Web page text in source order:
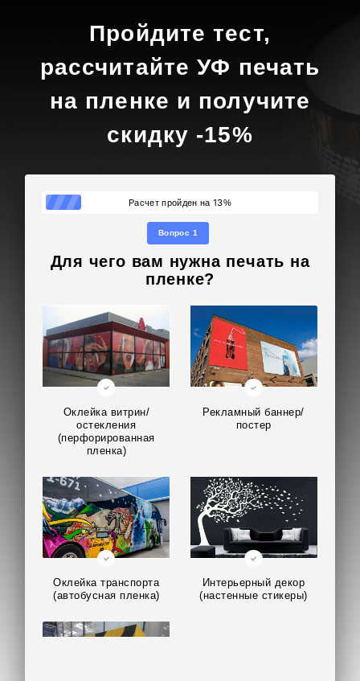
Пройдите тест,
рассчитайте УФ печать
на пленке и получите
скидку -15%
Расчет пройден на 13%
Вопрос 1
Для чего вам нужна печать на
пленке?
Оклейка витрин/
остекления
(перфорированная
пленка)
Рекламный баннер/
постер
Оклейка транспорта
(автобусная пленка)
Интерьерный декор
(настенные стикеры)